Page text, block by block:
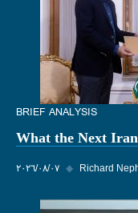
BRIEF ANALYSIS
What the Next
٠٧‏/٠٨‏/٢٠٢٦ ◆ Richard